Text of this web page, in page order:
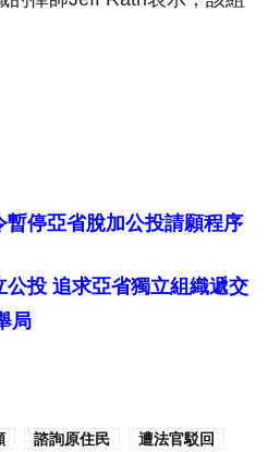
暫停亞省脫加公投請願程序
公投 追求亞省獨立組織遞交
局
諮詢原住民
遭法官駁回